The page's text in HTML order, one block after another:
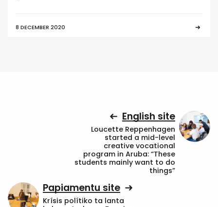
8 DECEMBER 2020
English site
Loucette Reppenhagen
started a mid-level
creative vocational
program in Aruba: “These
students mainly want to do
things”
Papiamentu site
Krísis polítiko ta lanta